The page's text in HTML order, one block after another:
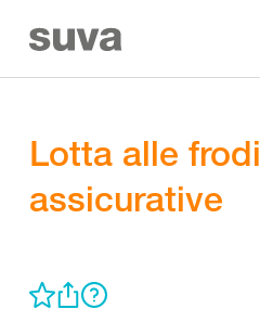
Lotta alle frodi
assicurative